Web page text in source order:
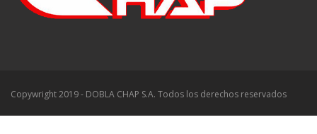
Copywright 2019 - DOBLA CHAP S.A. Todos los derechos reservados